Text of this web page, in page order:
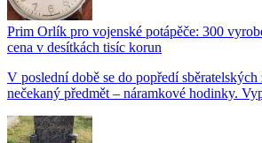
Prim Orlík pro vojenské potápěče: 300
cena v desítkách tisíc korun
V poslední době se do popředí sběratelských
nečekaný předmět – náramkové hodinky.